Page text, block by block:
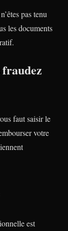
pas tenu
les documents
faut saisir le
votre
est